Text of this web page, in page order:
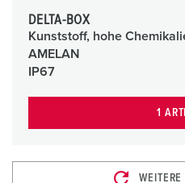
DELTA-BOX
Kunststoff, hohe
AMELAN
IP67
1
WEITERE